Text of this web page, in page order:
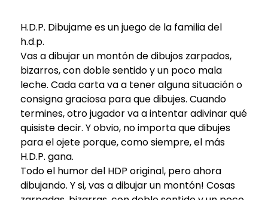
H.D.P. Dibujame es un juego de la familia del
h.d.p.
Vas a dibujar un montón de dibujos zarpados,
bizarros, con doble sentido y un poco mala
leche. Cada carta va a tener alguna situación o
consigna graciosa para que dibujes. Cuando
termines, otro jugador va a intentar adivinar qué
quisiste decir. Y obvio, no importa que dibujes
para el ojete porque, como siempre, el más
H.D.P. gana.
Todo el humor del HDP original, pero ahora
dibujando. Y si, vas a dibujar un montón! Cosas